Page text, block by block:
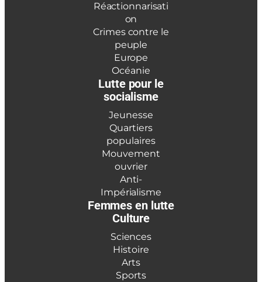
Réactionnarisati
on
Crimes contre le
peuple
Europe
Océanie
Lutte pour le
socialisme
Jeunesse
Quartiers
populaires
Mouvement
ouvrier
Anti-
Impérialisme
Femmes en lutte
Culture
Sciences
Histoire
Arts
Sports